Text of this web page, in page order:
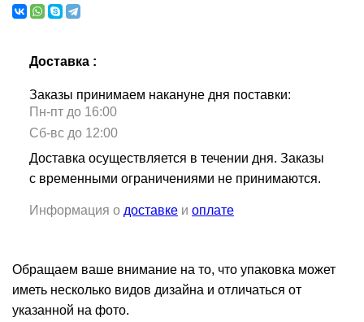
Доставка :
Заказы принимаем накануне дня поставки:
Пн-пт до 16:00
Сб-вс до 12:00
Доставка осуществляется в течении дня. Заказы
с временными ограничениями не принимаются.
Информация о доставке и оплате
Обращаем ваше внимание на то, что упаковка может
иметь несколько видов дизайна и отличаться от
указанной на фото.